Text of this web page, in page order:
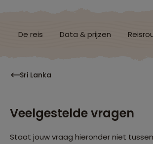
De reis Data & prijzen
Sri Lanka
Veelgestelde vragen
Staat jouw vraag hieronder niet